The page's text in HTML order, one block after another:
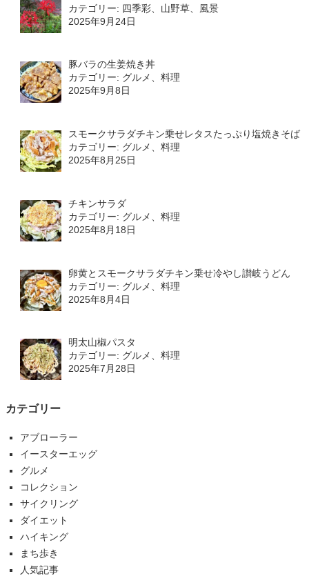
カテゴリー: 四季彩、山野草、風景
2025年9月24日
豚バラの生姜焼き丼
カテゴリー: グルメ、料理
2025年9月8日
スモークサラダチキン乗せレタスたっぷり塩焼きそば
カテゴリー: グルメ、料理
2025年8月25日
チキンサラダ
カテゴリー: グルメ、料理
2025年8月18日
卵黄とスモークサラダチキン乗せ冷やし讃岐うどん
カテゴリー: グルメ、料理
2025年8月4日
明太山椒パスタ
カテゴリー: グルメ、料理
2025年7月28日
カテゴリー
アブローラー
イースターエッグ
グルメ
コレクション
サイクリング
ダイエット
ハイキング
まち歩き
人気記事